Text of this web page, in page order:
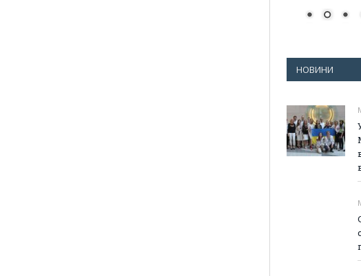
НОВИНИ